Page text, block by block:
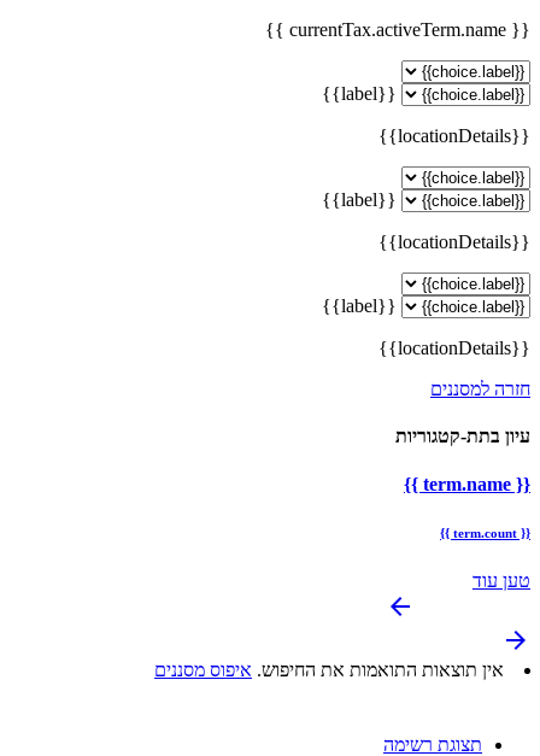
{{ currentTax.activeTerm.name }}
{{label}}
{{locationDetails}}
{{label}}
{{locationDetails}}
{{label}}
{{locationDetails}}
חזרה למסננים
עיון בתת-קטגוריות
{{ term.name }}
{{ term.count }}
טען עוד
arrow_backward
arrow_forward
אין תוצאות התואמות את החיפוש. איפוס מסננים
תצוגת רשימה